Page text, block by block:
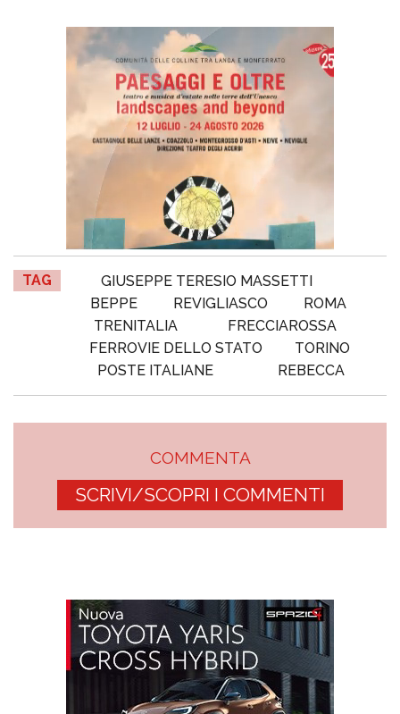
TAG
GIUSEPPE TERESIO MASSETTI
BEPPE
REVIGLIASCO
ROMA
TRENITALIA
FRECCIAROSSA
FERROVIE DELLO STATO
TORINO
POSTE ITALIANE
REBECCA
COMMENTA
SCRIVI/SCOPRI I COMMENTI